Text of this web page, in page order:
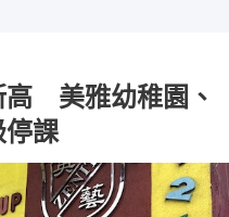
美雅幼稚園、
課